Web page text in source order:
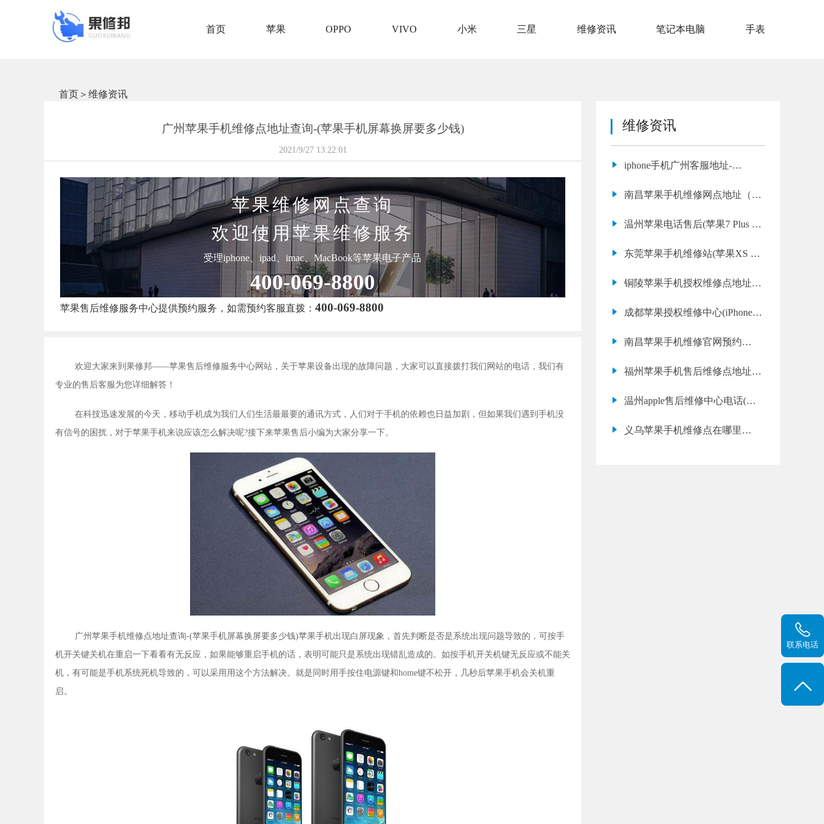
首页 苹果 OPPO VIVO 小米 三星 维修资讯 笔记本电脑 手表
首页 ＞ 维修资讯
广州苹果手机维修点地址查询-(苹果手机屏幕换屏要多少钱)
2021/9/27 13:22:01
苹果维修网点查询
欢迎使用苹果维修服务
受理iphone、ipad、imac、MacBook等苹果电子产品
400-069-8800
苹果售后维修服务中心提供预约服务，如需预约客服直拨：400-069-8800
欢迎大家来到果修邦——苹果售后维修服务中心网站，关于苹果设备出现的故障问题，大家可以直接拨打我们网站的电话，我们有
专业的售后客服为您详细解答！
在科技迅速发展的今天，移动手机成为我们人们生活最最要的通讯方式，人们对于手机的依赖也日益加剧，但如果我们遇到手机没
有信号的困扰，对于苹果手机来说应该怎么解决呢?接下来苹果售后小编为大家分享一下。
广州苹果手机维修点地址查询-(苹果手机屏幕换屏要多少钱)苹果手机出现白屏现象，首先判断是否是系统出现问题导致的，可按手
机开关键关机在重启一下看看有无反应，如果能够重启手机的话，表明可能只是系统出现错乱造成的。如按手机开关机键无反应或不能关
机，有可能是手机系统死机导致的，可以采用用这个方法解决。就是同时用手按住电源键和home键不松开，几秒后苹果手机会关机重
启。
维修资讯
iphone手机广州客服地址-
南昌苹果手机维修网点地址（换
温州苹果电话售后(苹果7 Plus 无
东莞苹果手机维修站(苹果XS 听
铜陵苹果手机授权维修点地址电
成都苹果授权维修中心(iPhone
南昌苹果手机维修官网预约
福州苹果手机售后维修点地址电
温州apple售后维修中心电话(苹
义乌苹果手机维修点在哪里
联系电话